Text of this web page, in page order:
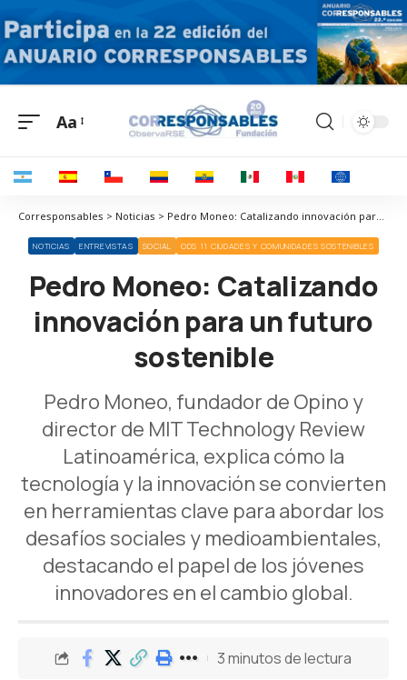
Aa
Corresponsables > Noticias > Pedro Moneo: Catalizando innovación para un futuro sostenible
NOTICIAS ENTREVISTAS SOCIAL ODS 11 CIUDADES Y COMUNIDADES SOSTENIBLES
Pedro Moneo: Catalizando
innovación para un futuro
sostenible
Pedro Moneo, fundador de Opino y
director de MIT Technology Review
Latinoamérica, explica cómo la
tecnología y la innovación se convierten
en herramientas clave para abordar los
desafíos sociales y medioambientales,
destacando el papel de los jóvenes
innovadores en el cambio global.
3 minutos de lectura